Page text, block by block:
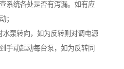
系统各处是否有泻漏。如有应
；
水泵转向，如为反转则对调电源
手动起动每台泵，如为反转同